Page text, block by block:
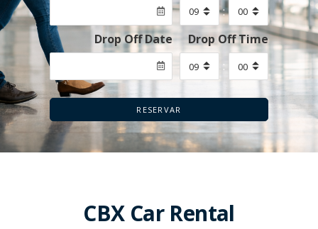
:
Drop Off Date
Drop Off Time
:
RESERVAR
CBX Car Rental